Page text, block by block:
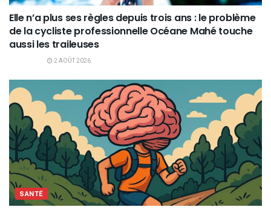
Elle n’a plus ses règles depuis trois ans : le problème
de la cycliste professionnelle Océane Mahé touche
aussi les traileuses
2 AOÛT 2026
SANTÉ